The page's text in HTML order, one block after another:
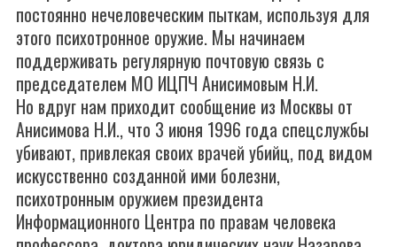
постоянно нечеловеческим пыткам, используя для
этого психотронное оружие. Мы начинаем
поддерживать регулярную почтовую связь с
председателем МО ИЦПЧ Анисимовым Н.И.
Но вдруг нам приходит сообщение из Москвы от
Анисимова Н.И., что 3 июня 1996 года спецслужбы
убивают, привлекая своих врачей убийц, под видом
искусственно созданной ими болезни,
психотронным оружием президента
Информационного Центра по правам человека